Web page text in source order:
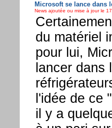
Microsoft se lance dans
News ajoutée ou mise à jour le
du matériel
pour lui,
lancer dans
l'idée de ce
il y a